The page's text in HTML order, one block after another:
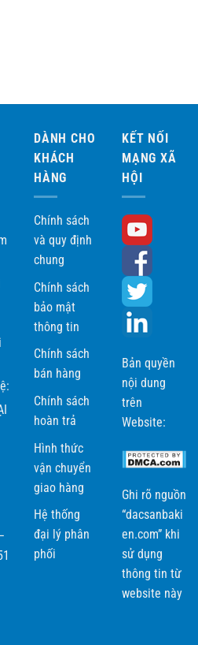
DÀNH CHO
KHÁCH
HÀNG
Chính sách
và quy định
chung
Chính sách
bảo mật
thông tin
Chính sách
bán hàng
Chính sách
hoàn trả
Hình thức
vận chuyển
giao hàng
Hệ thống
đại lý phân
phối
KẾT NỐI
MẠNG XÃ
HỘI
Bản quyền
nội dung
trên
Website:
Ghi rõ nguồn
“dacsanbaki
en.com” khi
sử dụng
thông tin từ
website này